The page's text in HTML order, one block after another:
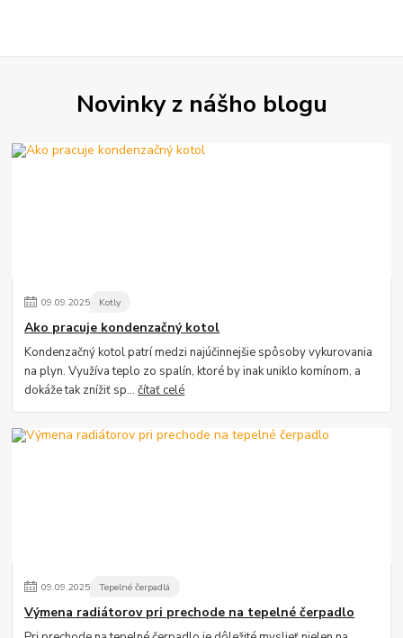
Novinky z nášho blogu
09.09.2025 Kotly
Ako pracuje kondenzačný kotol
Kondenzačný kotol patrí medzi najúčinnejšie spôsoby vykurovania
na plyn. Využíva teplo zo spalín, ktoré by inak uniklo komínom, a
dokáže tak znížiť sp...čítať celé
09.09.2025 Tepelné čerpadlá
Výmena radiátorov pri prechode na tepelné čerpadlo